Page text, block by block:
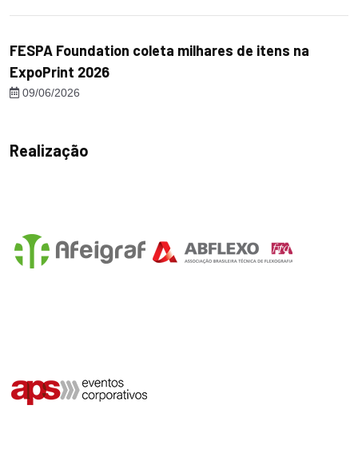
FESPA Foundation coleta milhares de itens na
ExpoPrint 2026
09/06/2026
Realização